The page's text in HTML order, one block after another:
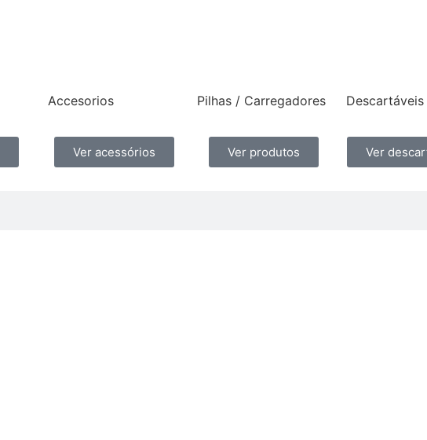
Accesorios
Ver acessórios
Pilhas / Carregadores
Ver produtos
Descartáveis
Ver